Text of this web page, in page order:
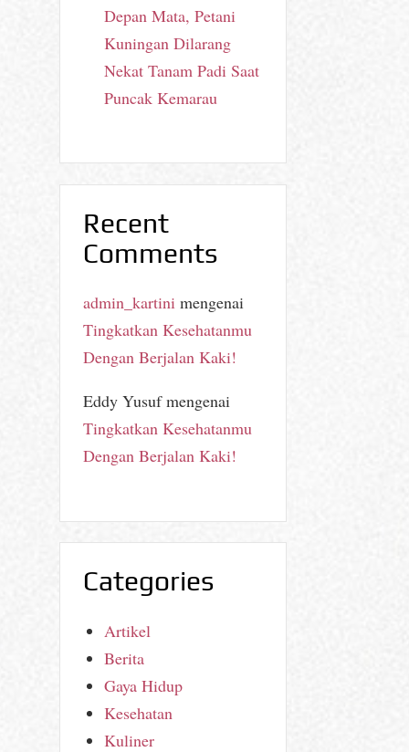
Depan Mata, Petani
Kuningan Dilarang
Nekat Tanam Padi Saat
Puncak Kemarau
Recent
Comments
admin_kartinimengenai
Tingkatkan Kesehatanmu
Dengan Berjalan Kaki!
Eddy Yusufmengenai
Tingkatkan Kesehatanmu
Dengan Berjalan Kaki!
Categories
Artikel
Berita
Gaya Hidup
Kesehatan
Kuliner